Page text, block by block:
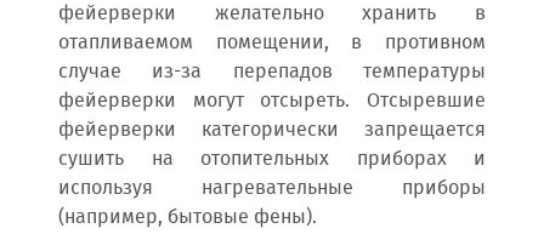
фейерверки желательно хранить в
отапливаемом помещении, в противном
случае из-за перепадов температуры
фейерверки могут отсыреть. Отсыревшие
фейерверки категорически запрещается
сушить на отопительных приборах и
используя нагревательные приборы
(например, бытовые фены).